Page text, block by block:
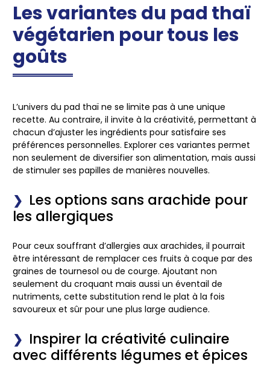
Les variantes du pad thaï
végétarien pour tous les
goûts
L’univers du pad thaï ne se limite pas à une unique
recette. Au contraire, il invite à la créativité, permettant à
chacun d’ajuster les ingrédients pour satisfaire ses
préférences personnelles. Explorer ces variantes permet
non seulement de diversifier son alimentation, mais aussi
de stimuler ses papilles de manières nouvelles.
Les options sans arachide pour
les allergiques
Pour ceux souffrant d’allergies aux arachides, il pourrait
être intéressant de remplacer ces fruits à coque par des
graines de tournesol ou de courge. Ajoutant non
seulement du croquant mais aussi un éventail de
nutriments, cette substitution rend le plat à la fois
savoureux et sûr pour une plus large audience.
Inspirer la créativité culinaire
avec différents légumes et épices